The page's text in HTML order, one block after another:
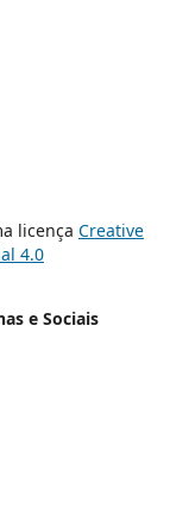
licença Creative
4.0
e Sociais